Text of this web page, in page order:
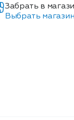
Забрать в
Выбрать магазин